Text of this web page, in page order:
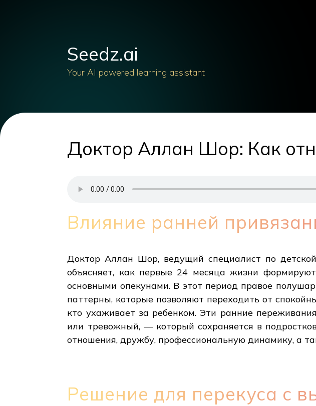
Seedz.ai
Your AI powered learning assistant
Доктор Аллан Шор: Как
Влияние ранней
Доктор Аллан Шор, ведущий специалист по
объясняет, как первые 24 месяца жизни
основными опекунами. В этот период правое
паттерны, которые позволяют переходить от
кто ухаживает за ребенком. Эти ранние
или тревожный, — который сохраняется в
отношения, дружбу, профессиональную динамику, а
Решение для перекуса с